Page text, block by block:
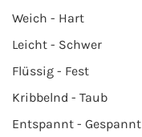
Weich - Hart
Leicht - Schwer
Flüssig - Fest
Kribbelnd - Taub
Entspannt - Gespannt